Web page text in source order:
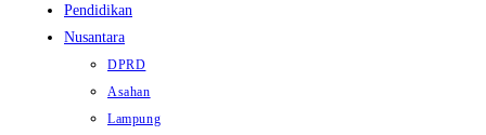
Pendidikan
Nusantara
DPRD
Asahan
Lampung